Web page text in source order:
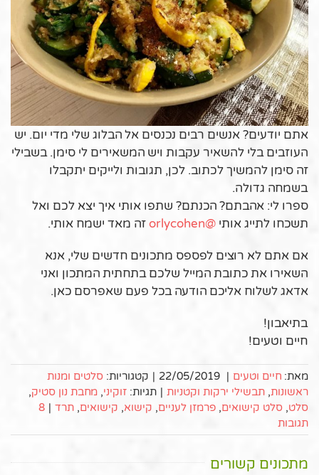
אתם יודעים? אנשים רבים נכנסים אל הבלוג שלי מדי יום. יש
העוזבים בלי להשאיר עקבות ויש המשאירים לי סימן. בשבילי
זה סימן להמשיך לכתוב. לכן, תגובות ולייקים יתקבלו
בשמחה גדולה.
ספרו לי: אהבתם? הכנתם? שתפו אותי איך יצא לכם ואל
תשכחו לתייג אותי @orlycohen זה מאד ישמח אותי.
אם אתם לא רוצים לפספס מתכונים חדשים שלי, אנא
השאירו את כתובת המייל שלכם בתחתית המתכון ואני
אדאג לשלוח אליכם הודעה בכל פעם שאפרסם כאן.
בתיאבון!
חיים וטעים!
מאת: חיים וטעים |
22/05/2019
| קטגוריות: סלטים ומנות
ראשונות, תבשילי ירקות וקטניות | תגיות: זוקיני, מחבת נון סטיק,
סלט, סלט קישואים, פרמזן לעניים, קישוא, קישואים, תרד |
8
תגובות
מתכונים קשורים